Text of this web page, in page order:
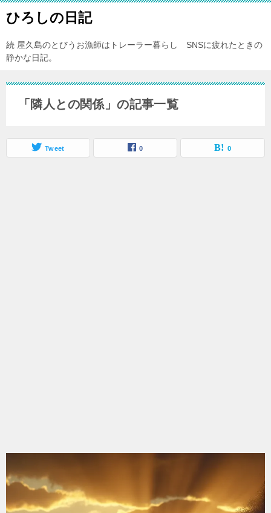
ひろしの日記
続 屋久島のとびうお漁師はトレーラー暮らし SNSに疲れたときの
静かな日記。
「隣人との関係」の記事一覧
Tweet 0 0